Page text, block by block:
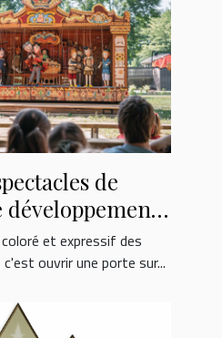
de
et expressif des
ouvrir une porte sur...